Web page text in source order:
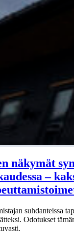
näkymät
–
suhdanteissa
Odotukset